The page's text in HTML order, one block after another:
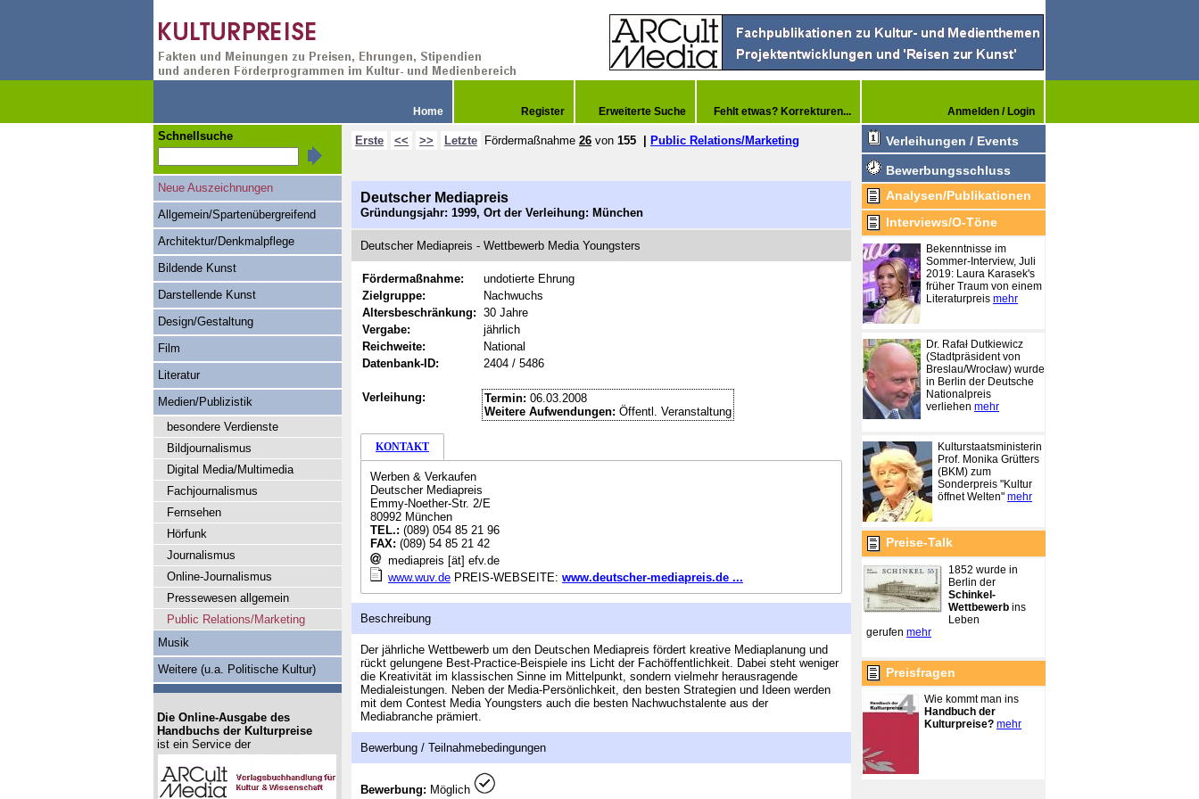
Home Register Erweiterte Suche Fehlt etwas? Korrekturen... Anmelden / Login
Erste << >> Letzte Fördermaßnahme 26 von 155 Public Relations/Marketing
Deutscher Mediapreis
Gründungsjahr: 1999, Ort der Verleihung: München
Deutscher Mediapreis - Wettbewerb Media Youngsters
Fördermaßnahme:
undotierte Ehrung
Zielgruppe:
Nachwuchs
Altersbeschränkung: 30 Jahre
Vergabe:
jährlich
Reichweite:
National
Datenbank-ID:
2404 / 5486
Verleihung: Termin: 06.03.2008
Weitere Aufwendungen: Öffentl. Veranstaltung
KONTAKT
Werben & Verkaufen
Deutscher Mediapreis
Emmy-Noether-Str. 2/E
80992 München
TEL.: (089) 054 85 21 96
FAX: (089) 54 85 21 42
mediapreis [ät] efv.de
www.wuv.de PREIS-WEBSEITE: www.deutscher-mediapreis.de ...
Beschreibung
Der jährliche Wettbewerb um den Deutschen Mediapreis fördert kreative Mediaplanung und
rückt gelungene Best-Practice-Beispiele ins Licht der Fachöffentlichkeit. Dabei steht weniger
die Kreativität im klassischen Sinne im Mittelpunkt, sondern vielmehr herausragende
Medialeistungen. Neben der Media-Persönlichkeit, den besten Strategien und Ideen werden
mit dem Contest Media Youngsters auch die besten Nachwuchstalente aus der
Mediabranche prämiert.
Bewerbung / Teilnahmebedingungen
Bewerbung: Möglich
Schnellsuche
Neue Auszeichnungen
Allgemein/Spartenübergreifend
Architektur/Denkmalpflege
Bildende Kunst
Darstellende Kunst
Design/Gestaltung
Film
Literatur
Medien/Publizistik
besondere Verdienste
Bildjournalismus
Digital Media/Multimedia
Fachjournalismus
Fernsehen
Hörfunk
Journalismus
Online-Journalismus
Pressewesen allgemein
Public Relations/Marketing
Musik
Weitere (u.a. Politische Kultur)
Die Online-Ausgabe des
Handbuchs der Kulturpreise
ist ein Service der
Verleihungen / Events
Bewerbungsschluss
Analysen/Publikationen
Interviews/O-Töne
Bekenntnisse im
Sommer-Interview, Juli
2019: Laura Karasek's
früher Traum von einem
Literaturpreis mehr
Dr. Rafał Dutkiewicz
(Stadtpräsident von
Breslau/Wrocław) wurde
in Berlin der Deutsche
Nationalpreis
verliehen mehr
Kulturstaatsministerin
Prof. Monika Grütters
(BKM) zum
Sonderpreis "Kultur
öffnet Welten" mehr
Preise-Talk
1852 wurde in
Berlin der
Schinkel-
Wettbewerb ins
Leben
gerufen mehr
Preisfragen
Wie kommt man ins
Handbuch der
Kulturpreise? mehr